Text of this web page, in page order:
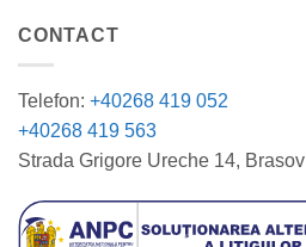
CONTACT
Telefon: +40268 419 052
+40268 419 563
Strada Grigore Ureche 14, Brasov